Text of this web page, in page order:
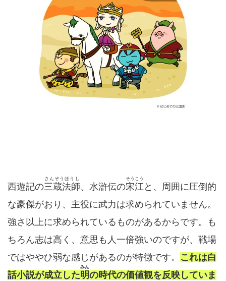
西遊記の三蔵法師
さんぞうほうし
、水滸伝の宋江
そうこう
と、周囲に圧倒的
な豪傑がおり、主役に武力は求められていません。
強さ以上に求められているものがあるからです。も
ちろん志は高く、意思も人一倍強いのですが、戦場
ではややひ弱な感じがあるのが特徴です。 これは白
話小説が成立した明
みん
の時代の価値観を反映していま